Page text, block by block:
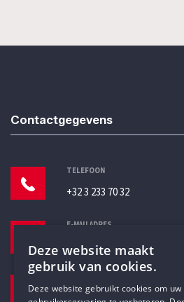
Contactgegevens
TELEFOON
+32 3 233 70 32
E-MAILADRES
Deze website maakt
gebruik van cookies.
Deze website gebruikt cookies om uw